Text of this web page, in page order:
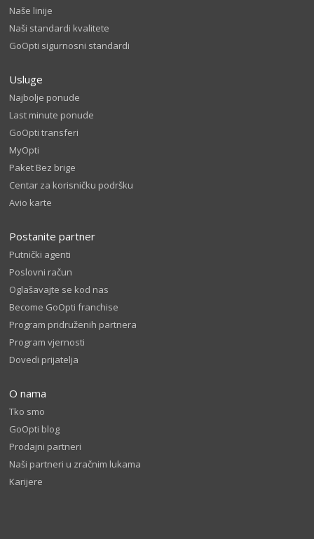
Naše linije
Naši standardi kvalitete
GoOpti sigurnosni standardi
Usluge
Najbolje ponude
Last minute ponude
GoOpti transferi
MyOpti
Paket Bez brige
Centar za korisničku podršku
Avio karte
Postanite partner
Putnički agenti
Poslovni račun
Oglašavajte se kod nas
Become GoOpti franchise
Program pridruženih partnera
Program vjernosti
Dovedi prijatelja
O nama
Tko smo
GoOpti blog
Prodajni partneri
Naši partneri u zračnim lukama
Karijere